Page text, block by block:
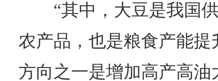
“其中，大豆是我国
农产品，也是粮食产能
方向之一是增加高产高油